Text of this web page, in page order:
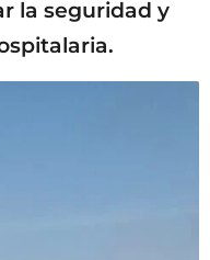
la seguridad y